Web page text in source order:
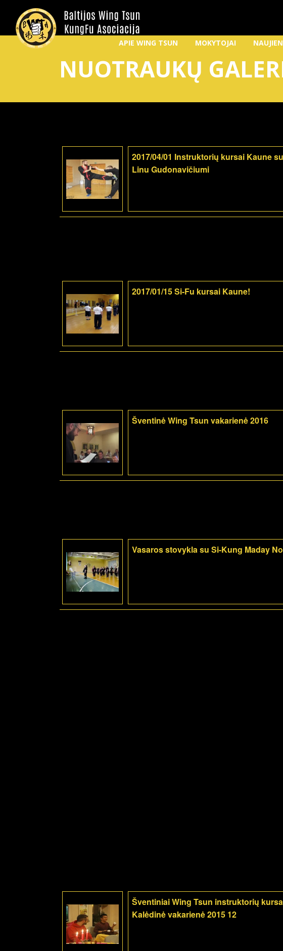
APIE WING TSUN MOKYTOJAI
NUOTRAUKŲ
2017/04/01 Instruktorių kursai Kaune
Linu Gudonavičiumi
2017/01/15 Si-Fu kursai Kaune!
Šventinė Wing Tsun vakarienė 2016
Vasaros stovykla su Si-Kung Maday
Šventiniai Wing Tsun instruktorių
Kalėdinė vakarienė 2015 12